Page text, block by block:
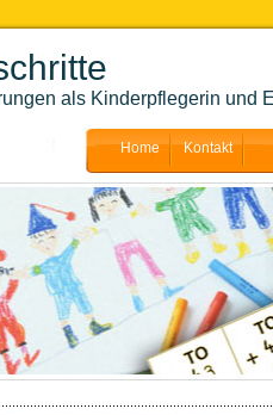
als Kinderpflegerin und
Home Kontakt